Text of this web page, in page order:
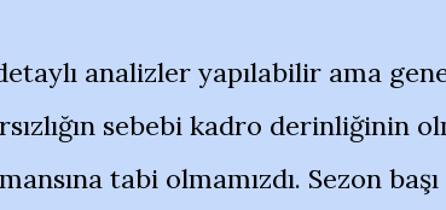
analizler yapılabilir ama
sebebi kadro derinliğinin
tabi olmamızdı. Sezon başı